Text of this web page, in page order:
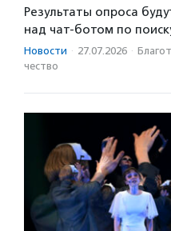
Результаты опроса
над чат-ботом по
Новости · 27.07.2026 ·
чест­во